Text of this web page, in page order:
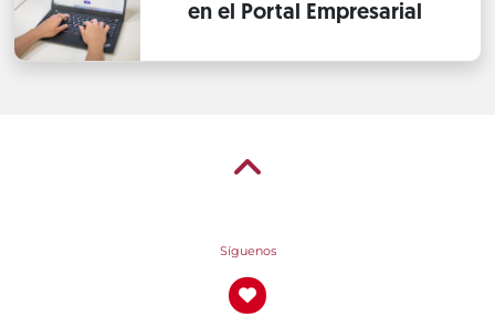
en el Portal Empresarial
Síguenos